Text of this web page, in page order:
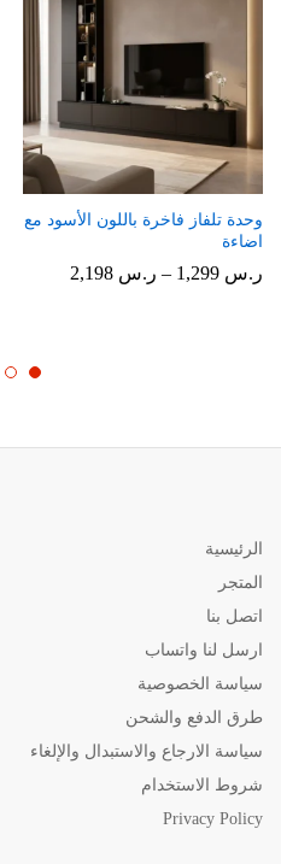
وحدة تلفاز فاخرة باللون الأسود مع
اضاءة
ر.س – ر.س
الرئيسية
المتجر
اتصل بنا
ارسل لنا واتساب
سياسة الخصوصية
طرق الدفع والشحن
سياسة الارجاع والاستبدال والإلغاء
شروط الاستخدام
Privacy Policy